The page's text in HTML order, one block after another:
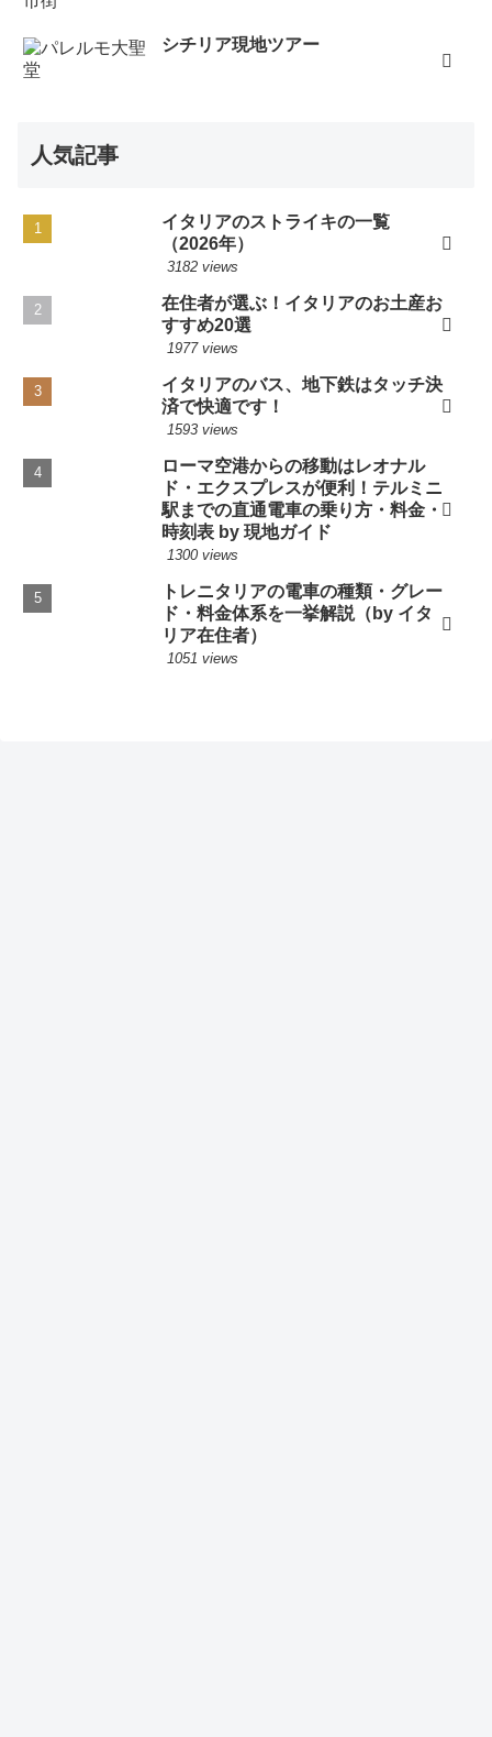
シチリア現地ツアー
人気記事
イタリアのストライキの一覧
（2026年）
3182 views
在住者が選ぶ！イタリアのお土産お
すすめ20選
1977 views
イタリアのバス、地下鉄はタッチ決
済で快適です！
1593 views
ローマ空港からの移動はレオナル
ド・エクスプレスが便利！テルミニ
駅までの直通電車の乗り方・料金・
時刻表 by 現地ガイド
1300 views
トレニタリアの電車の種類・グレー
ド・料金体系を一挙解説（by イタ
リア在住者）
1051 views